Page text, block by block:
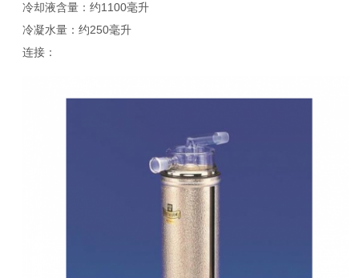
冷却液含量：约1100毫升
冷凝水量：约250毫升
连接：